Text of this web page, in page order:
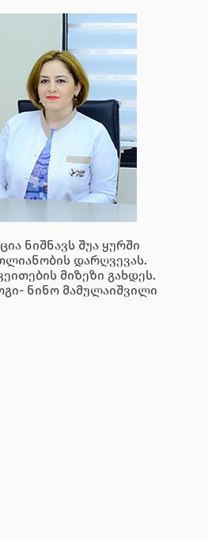
ნიშნავს შუა ყურში
დარღვევას.
მიზეზი გახდეს.
ნინო მამულაიშვილი